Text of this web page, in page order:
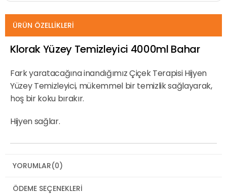
ÜRÜN ÖZELLIKLERI
Klorak Yüzey Temizleyici 4000ml Bahar
Fark yaratacağına inandığımız Çiçek Terapisi Hijyen
Yüzey Temizleyici, mükemmel bir temizlik sağlayarak,
hoş bir koku bırakır.
Hijyen sağlar.
YORUMLAR(0)
ÖDEME SEÇENEKLERI